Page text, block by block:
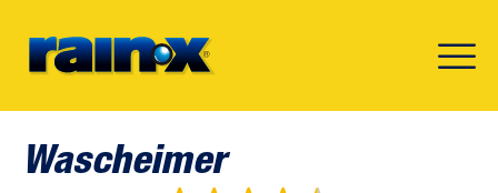
Wascheimer